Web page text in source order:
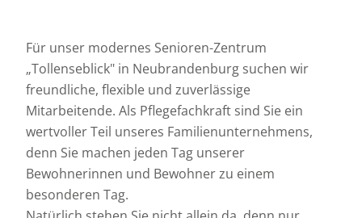
Für unser modernes Senioren-Zentrum
„Tollenseblick" in Neubrandenburg suchen wir
freundliche, flexible und zuverlässige
Mitarbeitende. Als Pflegefachkraft sind Sie ein
wertvoller Teil unseres Familienunternehmens,
denn Sie machen jeden Tag unserer
Bewohnerinnen und Bewohner zu einem
besonderen Tag.